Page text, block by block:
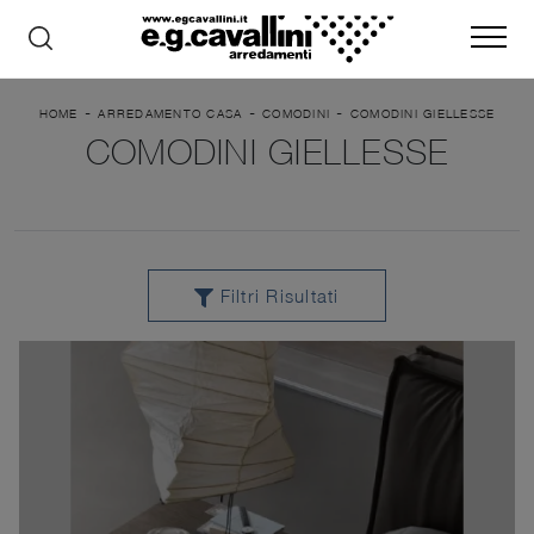
HOME -ARREDAMENTO CASA -COMODINI - COMODINI GIELLESSE
COMODINI GIELLESSE
Filtri Risultati